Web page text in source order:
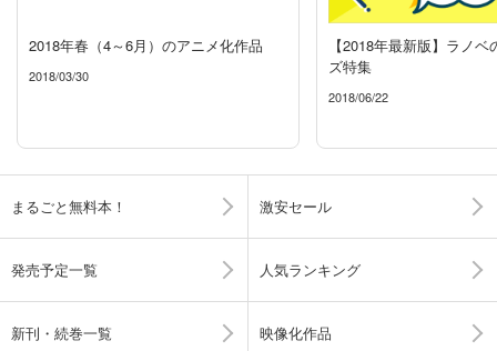
2018年春（4～6月）のアニメ化作品
2018/03/30
【2018年最新版】ラノ
ズ特集
2018/06/22
まるごと無料本！ 激安セール
発売予定一覧 人気ランキング
新刊・続巻一覧 映像化作品